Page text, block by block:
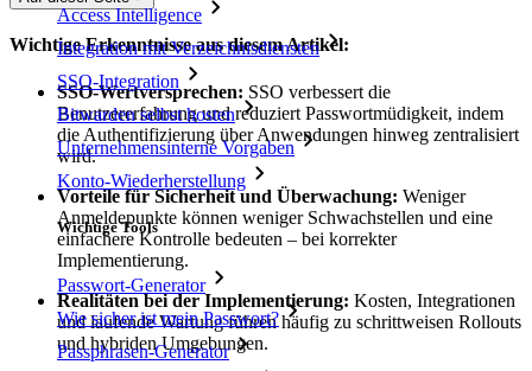
Access Intelligence
Integration mit Verzeichnisdiensten
SSO-Integration
Bitwarden selbst hosten
Unternehmensinterne Vorgaben
Konto-Wiederherstellung
Wichtige Tools
Passwort-Generator
Wie sicher ist mein Passwort?
Passphrasen-Generator
Wichtige Erkenntnisse aus diesem Artikel:
SSO-Wertversprechen: SSO verbessert die
Benutzererfahrung und reduziert Passwortmüdigkeit, indem
die Authentifizierung über Anwendungen hinweg zentralisiert
wird.
Vorteile für Sicherheit und Überwachung: Weniger
Anmeldepunkte können weniger Schwachstellen und eine
einfachere Kontrolle bedeuten – bei korrekter
Implementierung.
Realitäten bei der Implementierung: Kosten, Integrationen
und laufende Wartung führen häufig zu schrittweisen Rollouts
und hybriden Umgebungen.